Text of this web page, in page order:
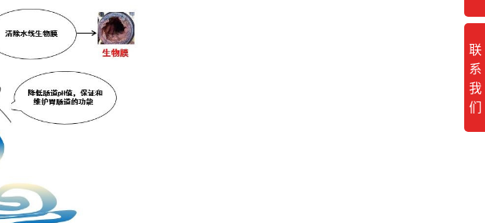
联
系
我
们